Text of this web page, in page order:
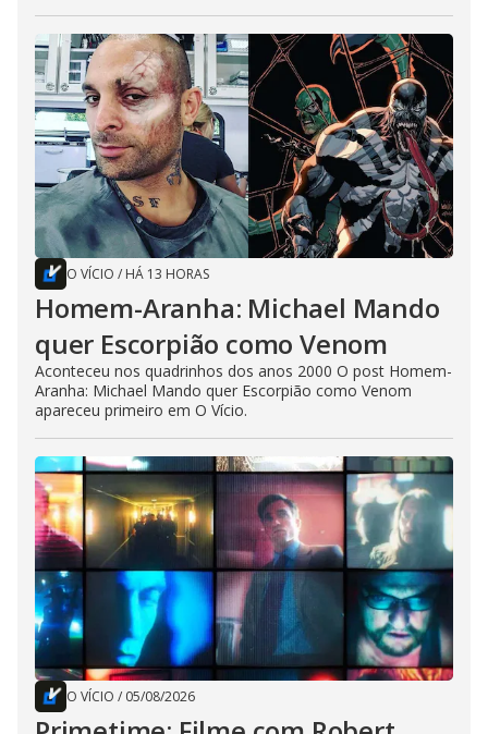
O VÍCIO / HÁ 13 HORAS
Homem-Aranha: Michael Mando
quer Escorpião como Venom
Aconteceu nos quadrinhos dos anos 2000 O post Homem-
Aranha: Michael Mando quer Escorpião como Venom
apareceu primeiro em O Vício.
O VÍCIO / 05/08/2026